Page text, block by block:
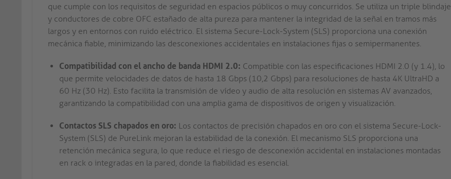
que cumple con los requisitos de seguridad en espacios públicos o muy concurridos. Se utiliza un triple blindaje
y conductores de cobre OFC estañado de alta pureza para mantener la integridad de la señal en tramos más
largos y en entornos con ruido eléctrico. El sistema Secure-Lock-System (SLS) proporciona una conexión
mecánica fiable, minimizando las desconexiones accidentales en instalaciones fijas o semipermanentes.
Compatibilidad con el ancho de banda HDMI 2.0: Compatible con las especificaciones HDMI 2.0 (y 1.4), lo
que permite velocidades de datos de hasta 18 Gbps (10,2 Gbps) para resoluciones de hasta 4K UltraHD a
60 Hz (30 Hz). Esto facilita la transmisión de vídeo y audio de alta resolución en sistemas AV avanzados,
garantizando la compatibilidad con una amplia gama de dispositivos de origen y visualización.
Contactos SLS chapados en oro: Los contactos de precisión chapados en oro con el sistema Secure-Lock-
System (SLS) de PureLink mejoran la estabilidad de la conexión. El mecanismo SLS proporciona una
retención mecánica segura, lo que reduce el riesgo de desconexión accidental en instalaciones montadas
en rack o integradas en la pared, donde la fiabilidad es esencial.